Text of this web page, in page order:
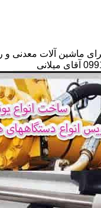
ماشین آلات معدنی